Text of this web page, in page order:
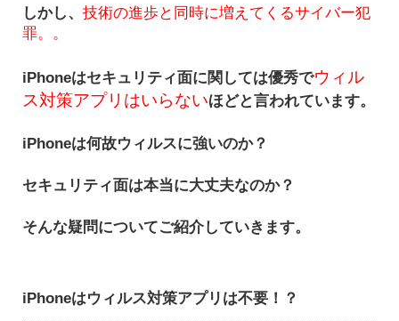
しかし、 技術の進歩と同時に増えてくるサイバー犯
罪。。
iPhoneはセキュリティ面に関しては優秀でウィル
ス対策アプリはいらないほどと言われています。
iPhoneは何故ウィルスに強いのか？
セキュリティ面は本当に大丈夫なのか？
そんな疑問についてご紹介していきます。
iPhoneはウィルス対策アプリは不要！？